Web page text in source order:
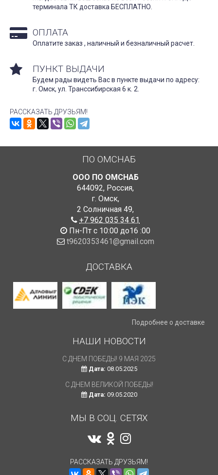
терминала ТК доставка БЕСПЛАТНО.
ОПЛАТА
Оплатите заказ , наличный и безналичный расчет.
ПУНКТ ВЫДАЧИ
Будем рады видеть Вас в пункте выдачи по адресу:
г. Омск, ул. Транссибирская 6 к. 2.
РАССКАЗАТЬ ДРУЗЬЯМ!
ПО ОМСНАБ
ООО ПО ОМСНАБ
644092, Россия,
г. Омск,
2 Солничная 49,
+7 962 035 34 61
Пн-Пт с 10:00 до16 :00
t9620353461@gmail.com
ДОСТАВКА
Подробнее о доставке
НАШИ НОВОСТИ
С ДНЕМ ПОБЕДЫ! 9 МАЯ 2025
Дата: 08.05.2025
С ДНЕМ ВЕЛИКОЙ ПОБЕДЫ!
Дата: 09.05.2020
МЫ В СОЦ. СЕТЯХ
РАССКАЗАТЬ ДРУЗЬЯМ!